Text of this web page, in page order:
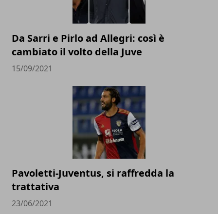
Da Sarri e Pirlo ad Allegri: così è
cambiato il volto della Juve
15/09/2021
Pavoletti-Juventus, si raffredda la
trattativa
23/06/2021